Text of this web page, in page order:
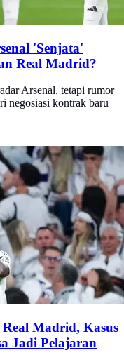
'Senjata'
Real Madrid?
Arsenal, tetapi rumor
negosiasi kontrak baru
Madrid, Kasus
Jadi Pelajaran